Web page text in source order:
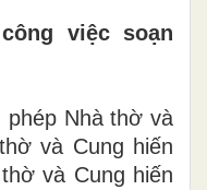
việc soạn
phép Nhà thờ và
và Cung hiến
và Cung hiến